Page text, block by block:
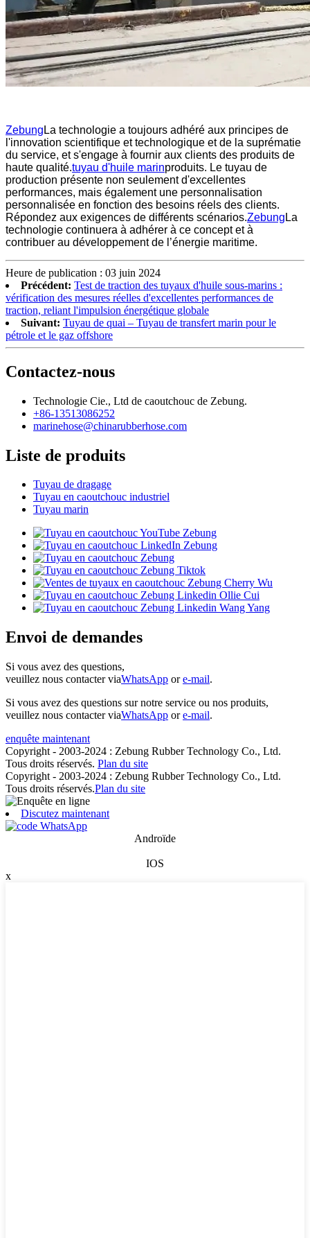
Zebung La technologie a toujours adhéré aux principes de
l'innovation scientifique et technologique et de la suprématie
du service, et s'engage à fournir aux clients des produits de
haute qualité.tuyau d'huile marinproduits. Le tuyau de
production présente non seulement d'excellentes
performances, mais également une personnalisation
personnalisée en fonction des besoins réels des clients.
Répondez aux exigences de différents scénarios.Zebung La
technologie continuera à adhérer à ce concept et à
contribuer au développement de l’énergie maritime.
Heure de publication : 03 juin 2024
Précédent: Test de traction des tuyaux d'huile sous-marins :
vérification des mesures réelles d'excellentes performances de
traction, reliant l'impulsion énergétique globale
Suivant: Tuyau de quai – Tuyau de transfert marin pour le
pétrole et le gaz offshore
Contactez-nous
Technologie Cie., Ltd de caoutchouc de Zebung.
+86-13513086252
marinehose@chinarubberhose.com
Liste de produits
Tuyau de dragage
Tuyau en caoutchouc industriel
Tuyau marin
Envoi de demandes
Si vous avez des questions,
veuillez nous contacter viaWhatsApp ore-mail.
Si vous avez des questions sur notre service ou nos produits,
veuillez nous contacter viaWhatsApp ore-mail.
enquête maintenant
Copyright - 2003-2024 : Zebung Rubber Technology Co., Ltd.
Tous droits réservés. Plan du site
Copyright - 2003-2024 : Zebung Rubber Technology Co., Ltd.
Tous droits réservés.Plan du site
Discutez maintenant
Androïde
IOS
x